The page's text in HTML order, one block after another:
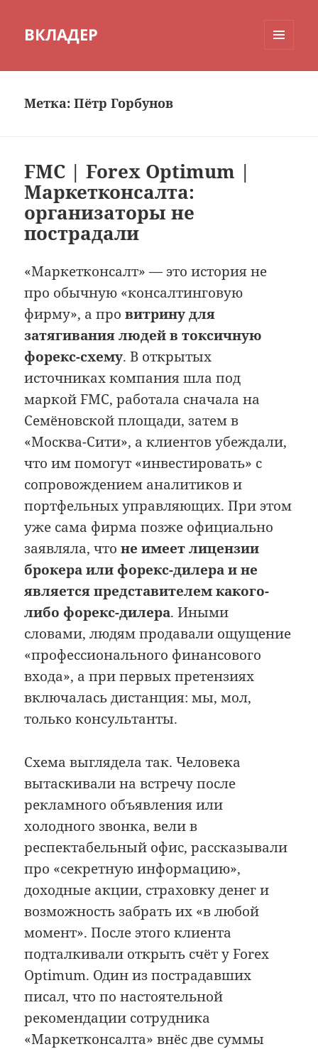
ВКЛАДЕР
Метка:Пётр Горбунов
FMC | Forex Optimum |
Маркетконсалта:
организаторы не
пострадали
«Маркетконсалт» — это история не
про обычную «консалтинговую
фирму», а провитрину для
затягивания людей в токсичную
форекс-схему. В открытых
источниках компания шла под
маркой FMC, работала сначала на
Семёновской площади, затем в
«Москва-Сити», а клиентов убеждали,
что им помогут «инвестировать» с
сопровождением аналитиков и
портфельных управляющих. При этом
уже сама фирма позже официально
заявляла, чтоне имеет лицензии
брокера или форекс-дилера и не
является представителем какого-
либо форекс-дилера. Иными
словами, людям продавали ощущение
«профессионального финансового
входа», а при первых претензиях
включалась дистанция: мы, мол,
только консультанты.
Схема выглядела так. Человека
вытаскивали на встречу после
рекламного объявления или
холодного звонка, вели в
респектабельный офис, рассказывали
про «секретную информацию»,
доходные акции, страховку денег и
возможность забрать их «в любой
момент». После этого клиента
подталкивали открыть счёт у Forex
Optimum. Один из пострадавших
писал, что по настоятельной
рекомендации сотрудника
«Маркетконсалта» внёс две суммы